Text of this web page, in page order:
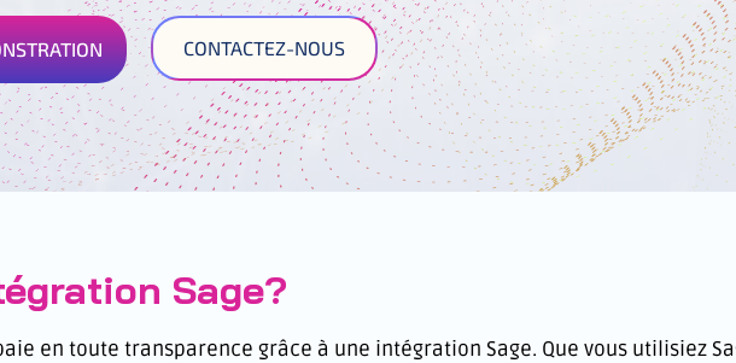
CONTACTEZ-NOUS
Sage?
en toute transparence grâce à une intégration Sage. Que vous utilisiez